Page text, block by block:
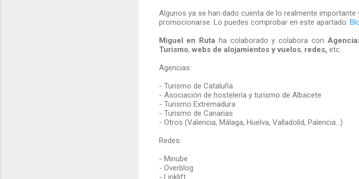
Algunos ya se han dado cuenta de lo realmente
promocionarse. Lo puedes comprobar en este apartado:
Miguel en Ruta ha colaborado y colabora con
Turismo, webs de alojamientos y vuelos, redes, etc.
Agencias:
- Turismo de Cataluña
- Asociación de hostelería y turismo de Albacete
- Turismo Extremadura
- Turismo de Canarias
- Otros (Valencia, Málaga, Huelva, Valladolid, Palencia...)
Redes:
- Minube
- Overblog
- Linklift